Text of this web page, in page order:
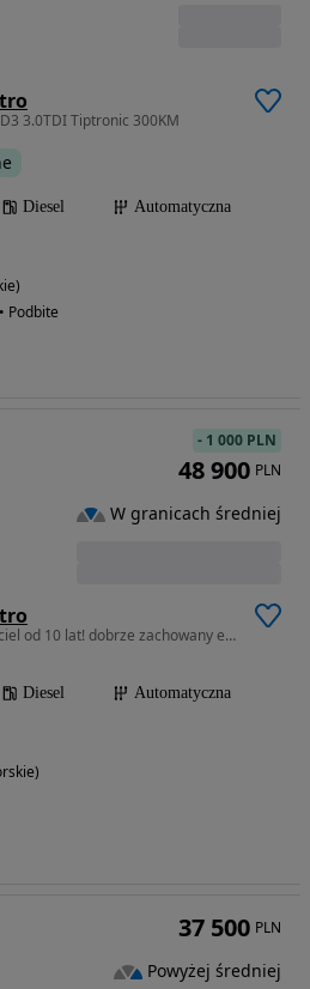
3.0TDI Tiptronic 300KM
Diesel
Automatyczna
Podbite
2967 cm3 • 250 KM • 1 właściciel od 10 lat! dobrze zachowany egzemplarz!
Diesel
Automatyczna
- 1 000 PLN
48 900 PLN
W granicach średniej
37 500 PLN
Powyżej średniej